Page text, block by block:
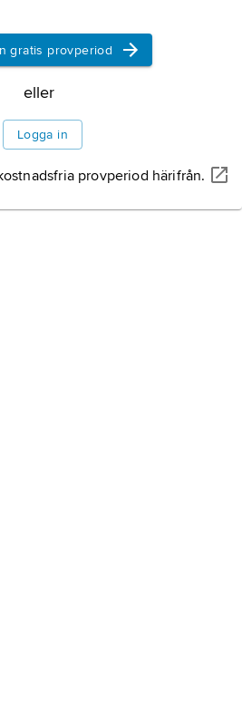
gratis provperiod
eller
Logga in
provperiod härifrån.